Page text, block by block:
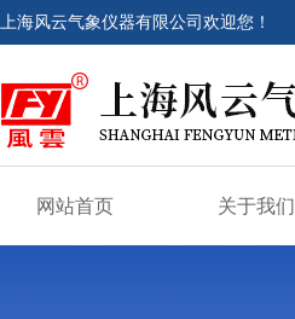
上海风云气象仪器有限公司欢迎您！
网站首页 关于我们